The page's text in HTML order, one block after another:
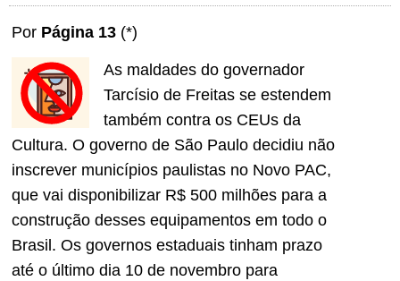
Por Página 13 (*)
As maldades do governador
Tarcísio de Freitas se estendem
também contra os CEUs da
Cultura. O governo de São Paulo decidiu não
inscrever municípios paulistas no Novo PAC,
que vai disponibilizar R$ 500 milhões para a
construção desses equipamentos em todo o
Brasil. Os governos estaduais tinham prazo
até o último dia 10 de novembro para